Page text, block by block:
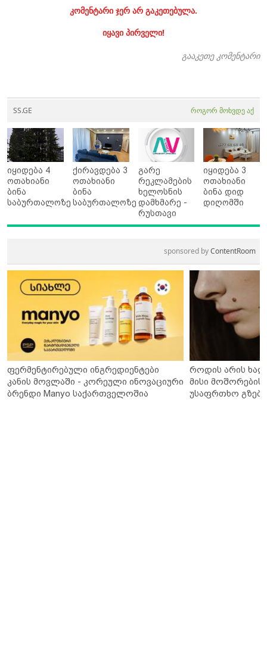
კომენტარი ჯერ არ გაკეთებულა.
იყავი პირველი!
გააკეთე კომენტარი
SS.GE როგორ მოხვდე აქ
იყიდება 4
ოთახიანი
ბინა
საბურთალოზე
ქირავდება 3
ოთახიანი
ბინა
საბურთალოზე
გარე
რეკლამების
ხელოსნის
დამხმარე -
რუსთავი
იყიდება 3
ოთახიანი
ბინა დიდ
დიღომში
sponsored byContentRoom
ფერმენტირებული ინგრედიენტები
კანის მოვლაში - კორეული ინოვაციური
ბრენდი Manyo საქართველოშია
როდის არის
მისი მოშორების
უსაფრთხო გზები